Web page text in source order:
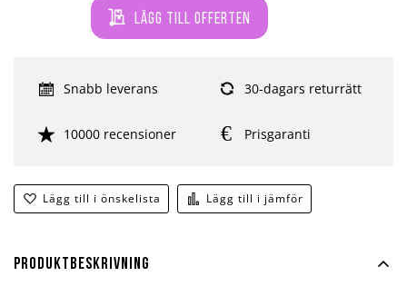
Lägg till offerten
Lägg till i önskelista Lägg till i jämför
Snabb leverans 30-dagars returrätt
10000 recensioner Prisgaranti
Produktbeskrivning